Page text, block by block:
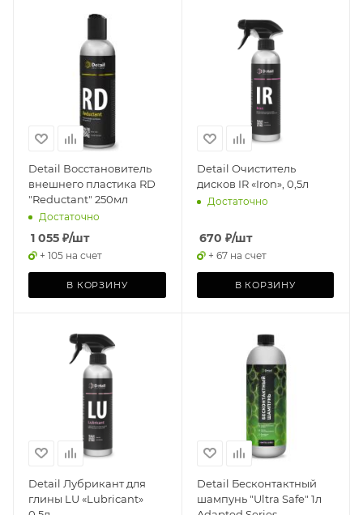
Detail Восстановитель
внешнего пластика RD
"Reductant" 250мл
Достаточно
1 055 ₽/шт
+ 105 на счет
В КОРЗИНУ
Detail Очиститель
дисков IR «Iron», 0,5л
Достаточно
670 ₽/шт
+ 67 на счет
В КОРЗИНУ
Detail Лубрикант для
глины LU «Lubricant»
Detail Бесконтактный
шампунь "Ultra Safe" 1л